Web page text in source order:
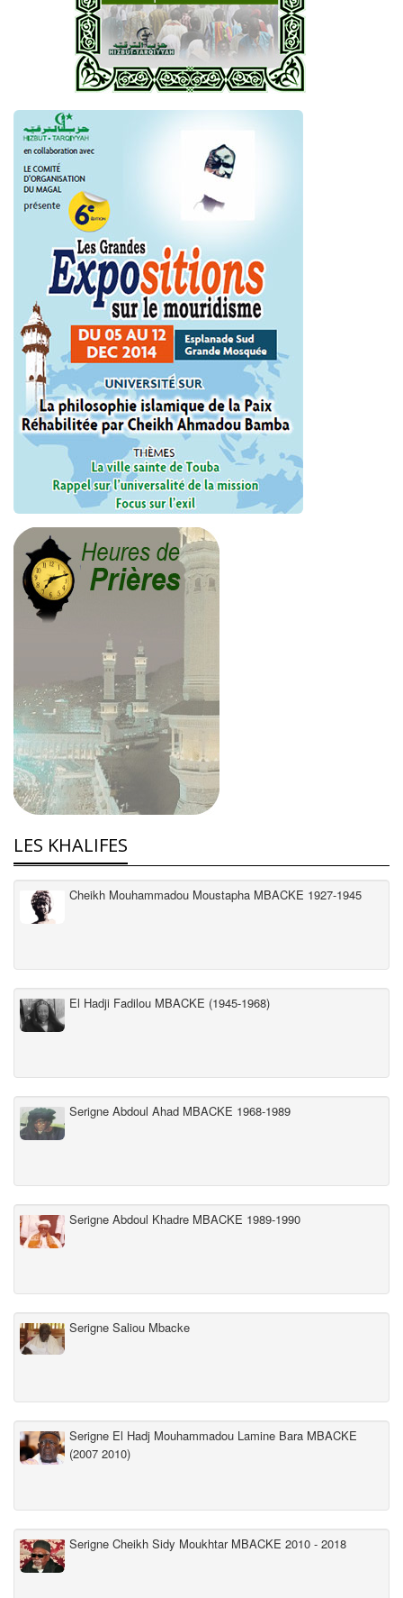
LES KHALIFES
Cheikh Mouhammadou Moustapha MBACKE 1927-1945
El Hadji Fadilou MBACKE (1945-1968)
Serigne Abdoul Ahad MBACKE 1968-1989
Serigne Abdoul Khadre MBACKE 1989-1990
Serigne Saliou Mbacke
Serigne El Hadj Mouhammadou Lamine Bara MBACKE
(2007 2010)
Serigne Cheikh Sidy Moukhtar MBACKE 2010 - 2018